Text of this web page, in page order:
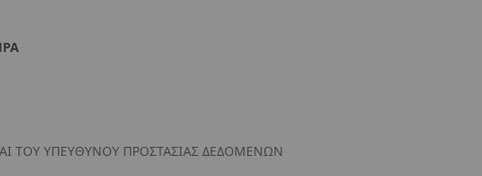
ΤΟΥ ΥΠΕΥΘΥΝΟΥ ΠΡΟΣΤΑΣΙΑΣ ΔΕΔΟΜΕΝΩΝ